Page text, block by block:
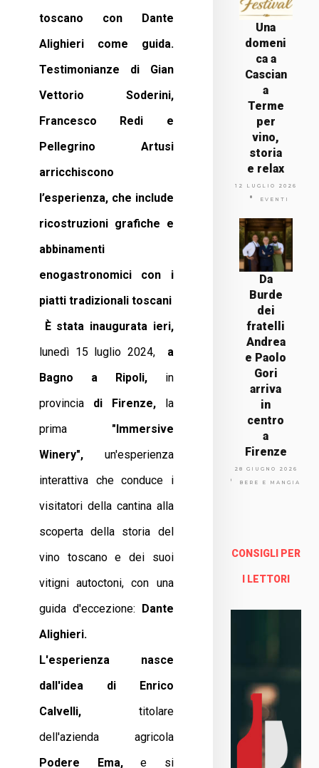
toscano con Dante
Alighieri come guida.
Testimonianze di Gian
Vettorio Soderini,
Francesco Redi e
Pellegrino Artusi
arricchiscono
l’esperienza, che include
ricostruzioni grafiche e
abbinamenti
enogastronomici con i
piatti tradizionali toscani
È stata inaugurata ieri,
lunedì 15 luglio 2024, a
Bagno a Ripoli,in
provincia di Firenze,la
prima "Immersive
Winery", un'esperienza
interattiva che conduce i
visitatori della cantina alla
scoperta della storia del
vino toscano e dei suoi
vitigni autoctoni, con una
guida d'eccezione: Dante
Alighieri.
L'esperienza nasce
dall'idea di Enrico
Calvelli, titolare
dell'azienda agricola
Podere Ema,e si
Una
domeni
ca a
Cascian
a
Terme
per
vino,
storia
e relax
12 LUGLIO 2026
EVENTI
Da
Burde
dei
fratelli
Andrea
e Paolo
Gori
arriva
in
centro
a
Firenze
28 GIUGNO 2026
BERE E MANGIARE
CONSIGLI PER
I LETTORI
Via
Arno
nze
Enoteca Online e al dettaglio